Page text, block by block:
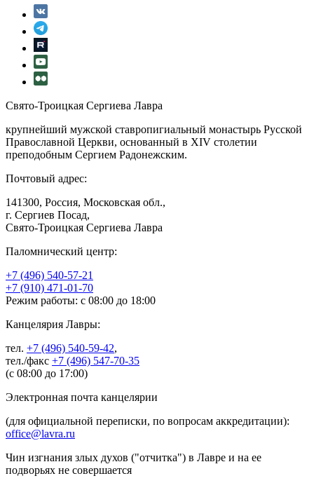
Свято-Троицкая Сергиева Лавра
крупнейший мужской ставропигиальный монастырь Русской
Православной Церкви, основанный в XIV столетии
преподобным Сергием Радонежским.
Почтовый адрес:
141300, Россия, Московская обл.,
г. Сергиев Посад,
Свято-Троицкая Сергиева Лавра
Паломнический центр:
+7 (496) 540-57-21
+7 (910) 471-01-70
Режим работы: с 08:00 до 18:00
Канцелярия Лавры:
тел. +7 (496) 540-59-42,
тел./факс +7 (496) 547-70-35
(с 08:00 до 17:00)
Электронная почта канцелярии
(для официальной переписки, по вопросам аккредитации):
office@lavra.ru
Чин изгнания злых духов ("отчитка") в Лавре и на ее
подворьях не совершается